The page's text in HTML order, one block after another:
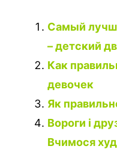
Самый
– детский
Как
девочек
Як
Вороги і
Вчимося